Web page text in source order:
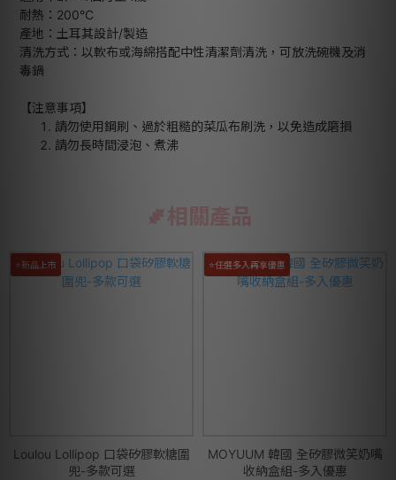
耐熱：200°C
產地：土耳其設計/製造
清洗方式：以軟布或海綿搭配中性清潔劑清洗，可放洗碗機及消
毒鍋
【注意事項】
請勿使用鋼刷、過於粗糙的菜瓜布刷洗，以免造成磨損
請勿長時間浸泡、煮沸
相關產品
⭐新品上市
Loulou Lollipop 口袋矽膠軟糖圍
兜-多款可選
⭐任選多入再享優惠
MOYUUM 韓國 全矽膠微笑奶嘴
收納盒組-多入優惠